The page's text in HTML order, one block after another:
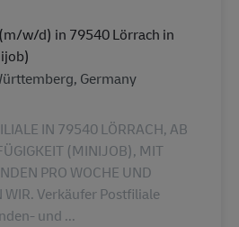
w/d) in 79540 Lörrach in
Germany
IN 79540 LÖRRACH, AB
(MINIJOB), MIT
PRO WOCHE UND
WIR. Verkäufer Postfiliale
und ...